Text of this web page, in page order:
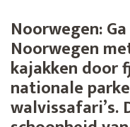
Noorwegen:
Noorwegen
kajakken door
nationale
walvissafari’s.